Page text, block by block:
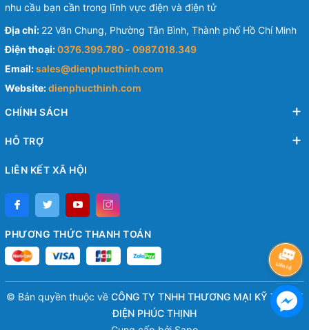
nhu cầu bạn cần trong lĩnh vực điện và điện tử
Địa chỉ: 22 Văn Chung, Phường Tân Bình, Thành phố Hồ Chí Minh
Điện thoại:0376.399.780 - 0987.018.349
Email:sales@dienphucthinh.com
Website:dienphucthinh.com
CHÍNH SÁCH
HỖ TRỢ
LIÊN KẾT XÃ HỘI
PHƯƠNG THỨC THANH TOÁN
© Bản quyền thuộc về CÔNG TY TNHH THƯƠNG MẠI KỸ THUẬT
ĐIỆN PHÚC THỊNH